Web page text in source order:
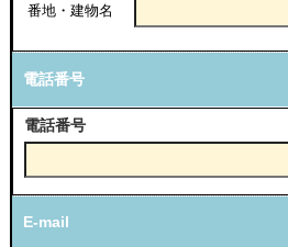
番地・建物名
電話番号
電話番号
E-mail